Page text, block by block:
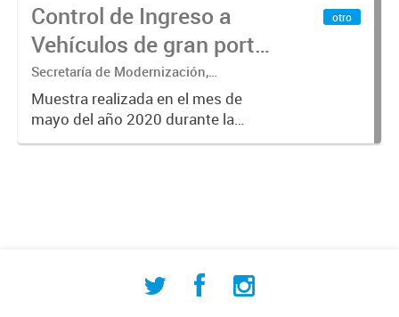
Control de Ingreso a
Vehículos de gran porte
2020
Secretaría de Modernización,
Innovación, Desarrollo Tecnológico y
Educación - Dirección de Industria -
Departamento Municipal de
Estadísticas
Muestra realizada en el mes de
mayo del año 2020 durante la
semana del 11 al 16 del mismo
otro